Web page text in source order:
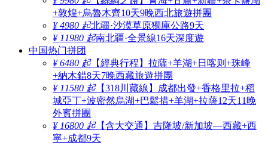
+敦煌+烏魯木齊10天9晚西北旅遊拼團
¥ 4980 起北疆·沙漠草原獨庫公路9天
¥ 11980 起南北疆·全景線16天深度遊
中国热门拼团
¥ 6480 起【經典行程】拉薩+羊湖+日喀则+珠峰
+納木錯8天7晚西藏旅遊拼團
¥ 11580 起【318川藏線】成都出發+香格里拉+稻
城亞丁+波密然烏湖+巴鬆措+羊湖+拉薩12天11晚
外賓拼團
¥ 16800 起【含大交通】吉隆坡/新加坡—西藏+西
寧+成都9天